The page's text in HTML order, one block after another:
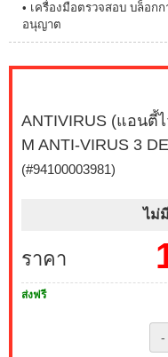
• เครื่องมือตรวจสอบ บล็อก
อนุญาต
ANTIVIRUS (แอนตี้
M ANTI-VIRUS 3
(#94100003981)
ไม่
ราคา
ส่งฟรี
-